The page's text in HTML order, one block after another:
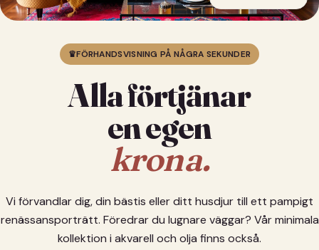
♛FÖRHANDSVISNING PÅ NÅGRA SEKUNDER
Alla förtjänar
en egen
krona.
Vi förvandlar dig, din bästis eller ditt husdjur till ett pampigt
renässansporträtt. Föredrar du lugnare väggar? Vår minimala
kollektion i akvarell och olja finns också.